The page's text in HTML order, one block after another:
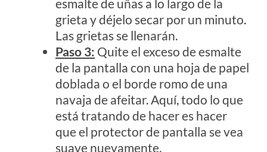
esmalte de uñas a lo largo de la
grieta y déjelo secar por un minuto.
Las grietas se llenarán.
Paso 3: Quite el exceso de esmalte
de la pantalla con una hoja de papel
doblada o el borde romo de una
navaja de afeitar. Aquí, todo lo que
está tratando de hacer es hacer
que el protector de pantalla se vea
suave nuevamente.